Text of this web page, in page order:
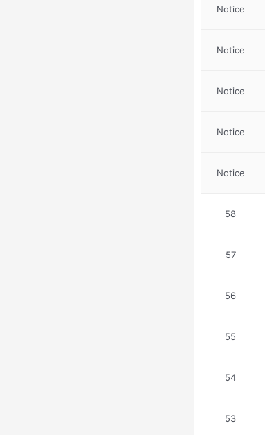
Notice
Notice
Notice
Notice
Notice
58
57
56
55
54
53